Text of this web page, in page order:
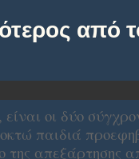
από
οι δύο
παιδιά
της απεξάρτησης